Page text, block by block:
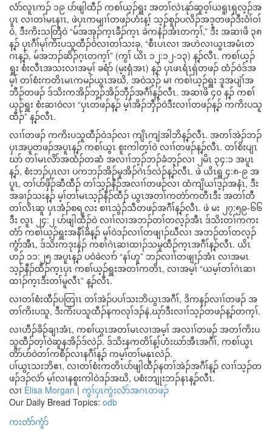
လံာ်လူၤကၣ် ၁၉ ပာ်ဖျါထီၣ် ကစၢ်ယ့ၣ်ရှူး အတၢ်လဲၤနုာ်ဆူဝ့ၢ်ယရူၤရှလ့ၣ်အ
ပူၤ လၢတၢ်မၤနၢၤ, ဖဲပှၤကမျၢၢ်တဖၣ်ဟံးန့ၢ် သ့ၣ်စူၣ်ပလိၣ်အဒ့တဖၣ်ဒီးဝံၢ်ဝၢ်
ဝဲ, ဒီးကိးသတြီဝဲ “မ်အအုၣ်က့ၤခီၣ်က့ၤ ခဲကနံၣ်အံၤတက့ၢ်,” ဒီး အဆၢဖိ ၃၈
န့ၣ် ပှၤဂီၢ်မုၢ်ကိးပသူထီၣ်ဝဲလၢတၢ်သးခု, “စီၤပၤလၢ အဟဲလၢယွၤအမံၤတ
ဂၤန့ၣ်, မ်အဘၣ်ဆိၣ်ဂ့ၤတက့ၢ်” (ကွၢ် ယိၤ ၁၂:၁၂-၁၃) န့ၣ်လီၤ. ကစၢ်ယ့ၣ်
ရှူး စံးလီၤအသးလၢအမ့ၢ် ခရံာ် (မ့းရှံအၤ) န့ၣ် ပှၤဖၤရံၤရှဲတဖၣ် ထံၣ်ဝဲဒ်အ
မ့ၢ် တၢ်စံးကတိၤမၤကမၣ်ယွၤအဃိ, အဝဲသ့ၣ် မၢ ကစၢ်ယ့ၣ်ရှူး ဒူအပျဲၢ်အ
ဘီၣ်တဖၣ် ဒ်သိးကအိၣ်ဘှ့ၣ်အိၣ်ဘှီၣ်အဂီၢ်န့ၣ်လီၤ. အဆၢဖိ ၄၀ န့ၣ် ကစၢ်
ယ့ၣ်ရှူး စံးဆၢဝဲလၢ “ပှၤတဖၣ်န့ၣ် မ့ၢ်အိၣ်ဘှီၣ်ဝဲဒီးလၢၢ်တဖၣ်န့ၣ် ကကိးပသူ
ထီၣ်” န့ၣ်လီၤ.
လၢၢ်တဖၣ် ကကိးပသူထီၣ်ဝဲဒၣ်လၢ ကျိၤကျဲအါဘိန့ၣ်လီၤ. အတၢ်အဲၣ်ဘၣ်
ပှၤအပူတဖၣ်အပူၤန့ၣ် ကစၢ်ယွၤ စူးကါတ့ၢ်ဝဲ လၢၢ်တဖၣ်န့ၣ်လီၤ. တၢ်စိးပျၤ
ဃာ် တၢ်မၤလိာ်အထံၣ်တဆံ အလၢၢ်ဘ့ၣ်ဘၣ်ခံဘ့ၣ်လၢ ၂မိၤ ၃၄:၁ အပူၤ
န့ၣ်, စံးဘၣ်ပှၤလၢ ပကဘၣ်အိၣ်မူအိၣ်ဂဲၤဒ်လဲၣ်န့ၣ်လီၤ. ဖဲ ယိၤရှူ ၄:၈-၉ အ
ပူၤ, တၢ်ပာ်ဖှိၣ်ဆီထီၣ် တၢ်သ့ၣ်နီၣ်အလၢၢ်တဖၣ်လၢ ထံကျိယၢ်ဒ့ၣ်အနံၤ, ဒီး
အခၢၣ်သးန့ၣ် မ့ၢ်တၢ်မၤသ့ၣ်နီၣ်ထီၣ် ယွၤအတၢ်ကတဲာ်ကတီၤဒီး အတၢ်တီ
တၢ်လိၤဆူ ပှၤအံၣ်စရ့လး စၢၤသွဲၣ်သီတဖၣ်အဂီၢ်န့ၣ်လီၤ. ဖဲ မး ၂၇:၅၉-၆၆
ဒီး လူၤ ၂၄:၂ ပာ်ဖျါထီၣ်ဝဲ လၢၢ်လၢအဘၣ်တၢ်တလ့ၣ်အီၤ ဒ်သိးတၢ်ကကး
တံာ် ကစၢ်ယ့ၣ်ရှူးအနီၢ်ခိန့ၣ် မ့ၢ်ဝဲဒၣ်လၢၢ်တဖျၢၣ်ဃီလၢ အဘၣ်တၢ်တလ့ၣ်
ကွံာ်အီၤ, ဒ်သိးကဒုးနဲၣ် ကစၢ်ဂဲၤဆၢထၢၣ်သမူထီၣ်က့ၤအဂီၢ်န့ၣ်လီၤ. ယိၤ
ဟၣ် ၁၁:၂၅ အပူၤန့ၣ် ပဝဲခဲလၢာ် “နၢ်ဟူ” ဘၣ်လၢၢ်တဖျၢၣ်အံၤ လၢအမၤ
သ့ၣ်နီၣ်ထီၣ်က့ၤပှၤ ကစၢ်ယ့ၣ်ရှူးအတၢ်ကတိၤ, လၢအမ့ၢ် “ယမ့ၢ်တၢ်ဂဲၤဆၢ
ထၢၣ်က့ၤဒီးတၢ်မူလီၤ” န့ၣ်လီၤ.
လၢတၢ်စံးထီၣ်ပတြၢၤ တၢ်အဲၣ်ပပၢ်သးဘိယွၤအဂီၢ်, ဒိကနၣ်လၢၢ်တဖၣ် အ
တၢ်ကိးပသူ, ဒီးကိးပသူထီၣ်နကလုၢ်ဒၣ်နဲ,ဃုာ်ဒီးလၢၢ်သ့ၣ်တဖၣ်န့ၣ်တက့ၢ်.
လၢဟီၣ်ခိၣ်ချၢအံၤ, ကစၢ်ယွၤအတၢ်မၤလၢအမ့ၢ် အလၢၢ်တဖၣ် အတၢ်ကိးပ
သူထီၣ်တ့ၢ်ဝဲဆူနအိၣ်ဒ်လဲၣ်. ဒ်သိးနကတိၢ်န့ၢ်ဟံးဃာ်အီၤအဂီၢ်, ကစၢ်ယွၤ
တိာ်ပာ်ဝဲတၢ်ကစီၣ်လၢနဂီၢ်န့ၣ် ကမ့ၢ်တၢ်မနုၤလဲၣ်.
ပၢ်ယွၤသးဘိဧၢ, လၢတၢ်စံးကတိၤပာ်ဖျါထီၣ်နတၢ်အဲၣ်အဂီၢ်န့ၣ် လၢၢ်သ့ၣ်တ
ဖၣ်ဒၣ်လဲာ် မ့ၢ်လၢနစူးကါဝဲဒၣ်အဃိ, ပစံးဘျုးဘၣ်နၤန့ၣ်လီၤ.
လၢ Elisa Morgan | ကွၢ်ပှၤကွဲးလံာ်အဂၤတဖၣ်
Our Daily Bread Topics: odb
ကးတံာ်ကွံာ်